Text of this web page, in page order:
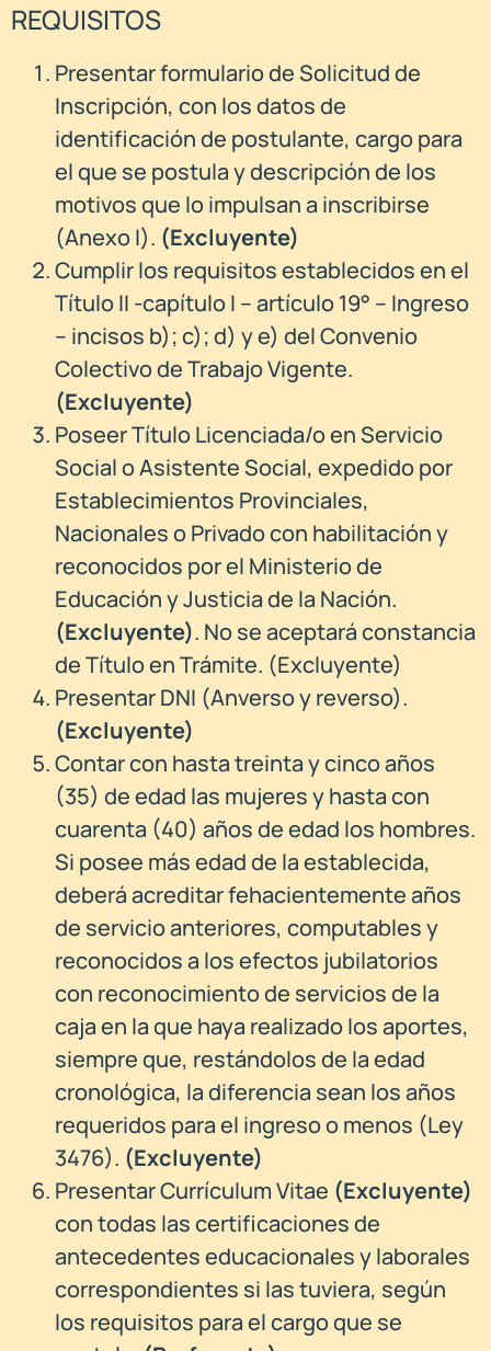
REQUISITOS
Presentar formulario de Solicitud de
Inscripción, con los datos de
identificación de postulante, cargo para
el que se postula y descripción de los
motivos que lo impulsan a inscribirse
(Anexo I). (Excluyente)
Cumplir los requisitos establecidos en el
Título II -capítulo I – artículo 19° – Ingreso
– incisos b); c); d) y e) del Convenio
Colectivo de Trabajo Vigente.
(Excluyente)
Poseer Título Licenciada/o en Servicio
Social o Asistente Social, expedido por
Establecimientos Provinciales,
Nacionales o Privado con habilitación y
reconocidos por el Ministerio de
Educación y Justicia de la Nación.
(Excluyente). No se aceptará constancia
de Título en Trámite. (Excluyente)
Presentar DNI (Anverso y reverso).
(Excluyente)
Contar con hasta treinta y cinco años
(35) de edad las mujeres y hasta con
cuarenta (40) años de edad los hombres.
Si posee más edad de la establecida,
deberá acreditar fehacientemente años
de servicio anteriores, computables y
reconocidos a los efectos jubilatorios
con reconocimiento de servicios de la
caja en la que haya realizado los aportes,
siempre que, restándolos de la edad
cronológica, la diferencia sean los años
requeridos para el ingreso o menos (Ley
3476). (Excluyente)
Presentar Currículum Vitae (Excluyente)
con todas las certificaciones de
antecedentes educacionales y laborales
correspondientes si las tuviera, según
los requisitos para el cargo que se